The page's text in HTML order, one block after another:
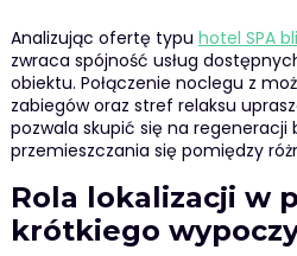
Analizując ofertę typu hotel SPA
zwraca spójność usług
obiektu. Połączenie noclegu z
zabiegów oraz stref relaksu
pozwala skupić się na regeneracji
przemieszczania się pomiędzy
Rola lokalizacji w
krótkiego